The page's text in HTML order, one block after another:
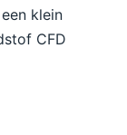
klein
CFD